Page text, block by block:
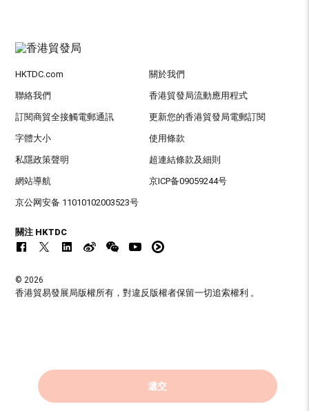
遞交
HKTDC.com 關於我們
聯絡我們 香港貿發局流動應用程式
訂閱商貿全接觸電郵通訊 更新您的香港貿發局電郵訂閱
字體大小 使用條款
私隱政策聲明 超連結條款及細則
網站導航 京ICP备09059244号
京公网安备 11010102003523号
關注 HKTDC
© 2026
香港貿易發展局版權所有，對違反版權者保留一切追索權利 。